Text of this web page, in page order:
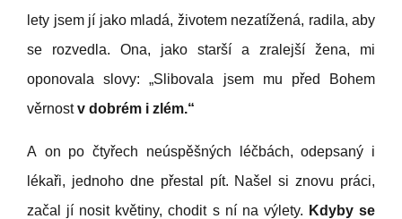
lety jsem jí jako mladá, životem nezatížená, radila, aby
se rozvedla. Ona, jako starší a zralejší žena, mi
oponovala slovy: „Slibovala jsem mu před Bohem
věrnostv dobrém i zlém.“
A on po čtyřech neúspěšných léčbách, odepsaný i
lékaři, jednoho dne přestal pít. Našel si znovu práci,
začal jí nosit květiny, chodit s ní na výlety. Kdyby se